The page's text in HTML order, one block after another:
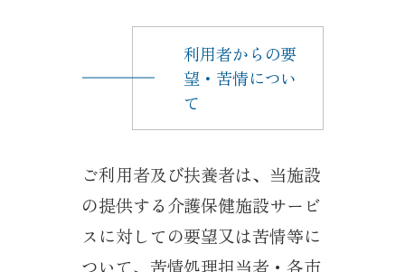
利用者からの要
望・苦情につい
て
ご利用者及び扶養者は、当施設
の提供する介護保健施設サービ
スに対しての要望又は苦情等に
ついて、苦情処理担当者・各市